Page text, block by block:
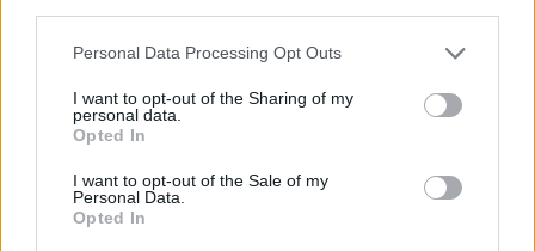
Personal Data Processing Opt Outs
I want to opt-out of the Sharing of my
personal data.
Opted In
I want to opt-out of the Sale of my
Personal Data.
Opted In
piktinosi kai kurie šio renginio dalyviai.Jie
pastebėjo, kad L.Kasčiūnui sėkmės palinkėjo
ir buvę varžovai, ir vieną jų – Radvilę
Morkūnaitę-Mikulėnienę – rinkimuose